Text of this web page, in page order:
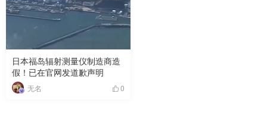
日本福岛辐射测量仪制造商造
假！已在官网发道歉声明
无名 0